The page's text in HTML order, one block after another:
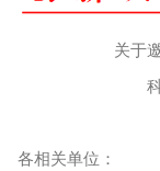
关于
各相关单位：